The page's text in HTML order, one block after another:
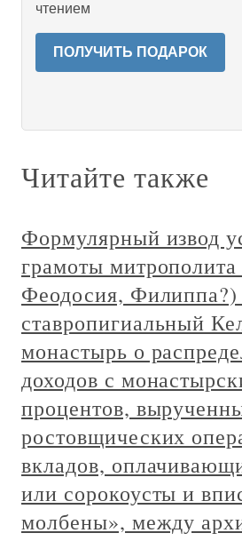
чтением
ПОЛУЧИТЬ ПОДАРОК
Читайте также
Формулярный извод
грамоты
Феодосия, Филиппа?)
ставропигиальный
монастырь о
доходов с
процентов,
ростовщических
вкладов,
или сорокоусты и
молбены», между